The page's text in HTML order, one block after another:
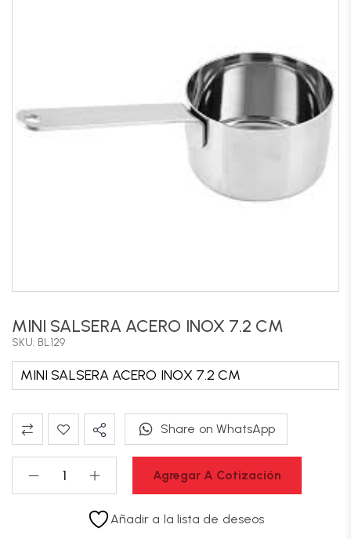
MINI SALSERA ACERO INOX 7.2 CM
SKU: BL129
MINI SALSERA ACERO INOX 7.2 CM
Agregar A Cotización
Share on WhatsApp
Añadir a la lista de deseos